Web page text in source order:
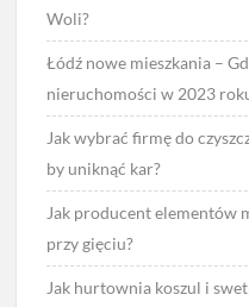
Woli?
Łódź nowe mieszkania –
nieruchomości w 2023
Jak wybrać firmę do
by uniknąć kar?
Jak producent elementów
przy gięciu?
Jak hurtownia koszul i